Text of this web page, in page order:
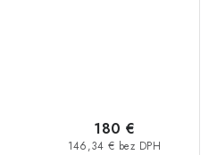
146,34 € bez DPH
180 €